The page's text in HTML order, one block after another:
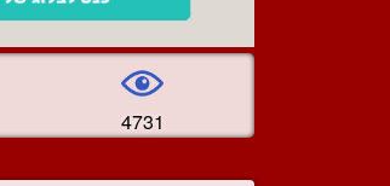
4731